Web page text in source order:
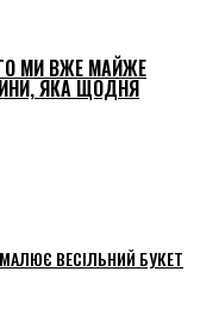
МИ ВЖЕ МАЙЖЕ
ЯКА ЩОДНЯ
ВЕСІЛЬНИЙ БУКЕТ